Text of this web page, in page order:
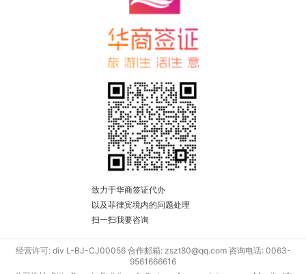
致力于华商签证代办
以及菲律宾境内的问题处理
扫一扫我要咨询
经营许可: div L-BJ-CJ00056 合作邮箱: zszt80@qq.com 咨询电话: 0063-
9561666616